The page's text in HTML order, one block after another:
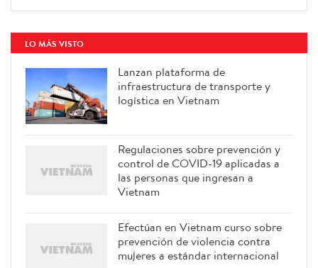
LO MÁS VISTO
Lanzan plataforma de
infraestructura de transporte y
logística en Vietnam
Regulaciones sobre prevención y
control de COVID-19 aplicadas a
las personas que ingresan a
Vietnam
Efectúan en Vietnam curso sobre
prevención de violencia contra
mujeres a estándar internacional